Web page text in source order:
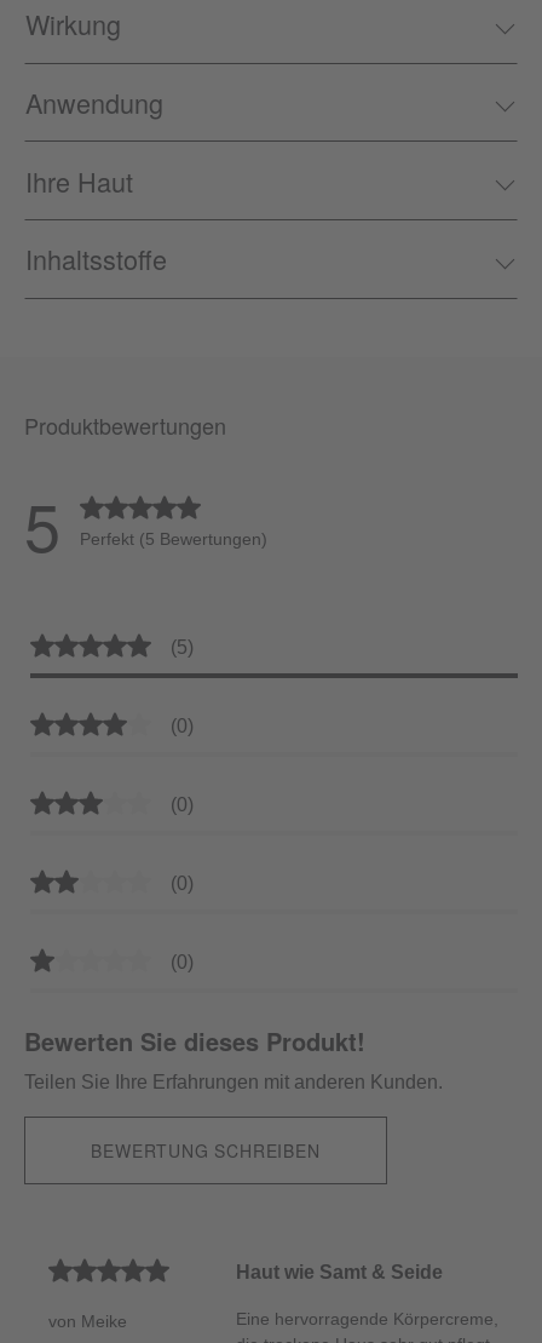
Wirkung
Anwendung
Ihre Haut
Inhaltsstoffe
Produktbewertungen
5 Durchschnittliche Bewertung von 5 von 5 Sternen
Perfekt (5 Bewertungen)
Durchschnittliche Bewertung von 5 von 5 Sternen
(5)
Durchschnittliche Bewertung von 4 von 5 Sternen
(0)
Durchschnittliche Bewertung von 3 von 5 Sternen
(0)
Durchschnittliche Bewertung von 2 von 5 Sternen
(0)
Durchschnittliche Bewertung von 1 von 5 Sternen
(0)
Bewerten Sie dieses Produkt!
Teilen Sie Ihre Erfahrungen mit anderen Kunden.
BEWERTUNG SCHREIBEN
Durchschnittliche Bewertung von 5 von 5 Sternen
von Meike
Haut wie Samt & Seide
Eine hervorragende Körpercreme,